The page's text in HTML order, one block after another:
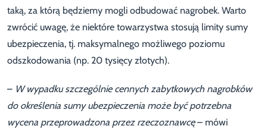
taką, za którą będziemy mogli odbudować nagrobek. Warto
zwrócić uwagę, że niektóre towarzystwa stosują limity sumy
ubezpieczenia, tj. maksymalnego możliwego poziomu
odszkodowania (np. 20 tysięcy złotych).
– W wypadku szczególnie cennych zabytkowych nagrobków
do określenia sumy ubezpieczenia może być potrzebna
wycena przeprowadzona przez rzeczoznawcę– mówi